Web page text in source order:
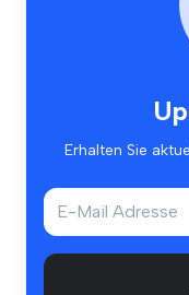
Erhalten Sie